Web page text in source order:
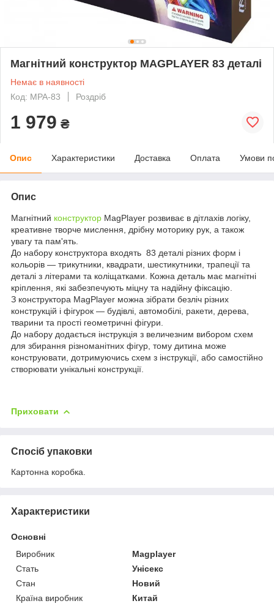
Магнітний конструктор MAGPLAYER 83 деталі
Немає в наявності
Код: MPA-83
Роздріб
1 979 ₴
Опис Характеристики Доставка Оплата Умови
Опис
Магнітний конструктор MagPlayer розвиває в дітлахів логіку,
креативне творче мислення, дрібну моторику рук, а також
увагу та пам'ять.
До набору конструктора входять 83 деталі різних форм і
кольорів — трикутники, квадрати, шестикутники, трапеції та
деталі з літерами та коліщатками. Кожна деталь має магнітні
кріплення, які забезпечують міцну та надійну фіксацію.
З конструктора MagPlayer можна зібрати безліч різних
конструкцій і фігурок — будівлі, автомобілі, ракети, дерева,
тварини та прості геометричні фігури.
До набору додається інструкція з величезним вибором схем
для збирання різноманітних фігур, тому дитина може
конструювати, дотримуючись схем з інструкції, або самостійно
створювати унікальні конструкції.
Приховати
Спосіб упаковки
Картонна коробка.
Характеристики
Основні
Виробник
Magplayer
Стать
Унісекс
Стан
Новий
Країна виробник
Китай